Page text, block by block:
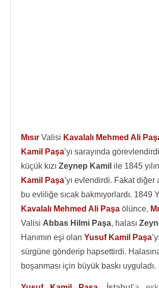
Mısır Valisi Kavalalı Mehmed Ali
Kamil Paşa’yı sarayında
küçük kızı Zeynep Kamil ile 1845
Kamil Paşa’yı evlendirdi. Fakat
bu evliliğe sıcak bakmıyorlardı. 1849
Kavalalı Mehmed Ali Paşa ölünce,
Valisi Abbas Hilmi Paşa, halası
Hanımın eşi olan Yusuf Kamil Paşa
sürgüne gönderip hapsettirdi.
boşanması için büyük baskı uyguladı.